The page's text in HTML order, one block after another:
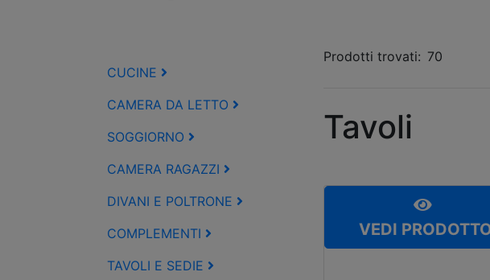
Prodotti trovati: 70
Tavoli
VEDI
CUCINE
CAMERA DA LETTO
SOGGIORNO
CAMERA RAGAZZI
DIVANI E POLTRONE
COMPLEMENTI
TAVOLI E SEDIE